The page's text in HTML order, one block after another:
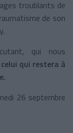
troublants de
de son
qui nous
qui restera à
26 septembre